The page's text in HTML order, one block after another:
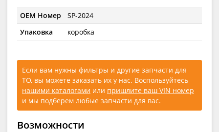
OEM Номер
SP-2024
Упаковка
коробка
Если вам нужны фильтры и другие запчасти для
ТО, вы можете заказать их у нас. Воспользуйтесь
нашими каталогами или пришлите ваш VIN номер
и мы подберем любые запчасти для вас.
Возможности